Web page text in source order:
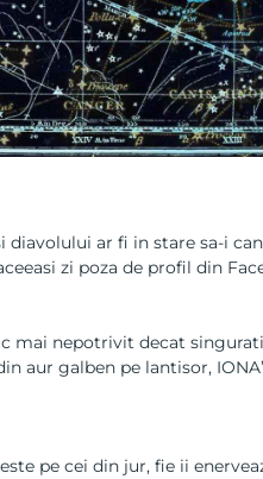
diavolului ar fi in stare sa-i
zi poza de profil din
mai nepotrivit decat
aur galben pe lantisor,
pe cei din jur, fie ii